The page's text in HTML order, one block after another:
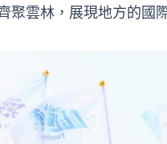
聚雲林，展現地方的國